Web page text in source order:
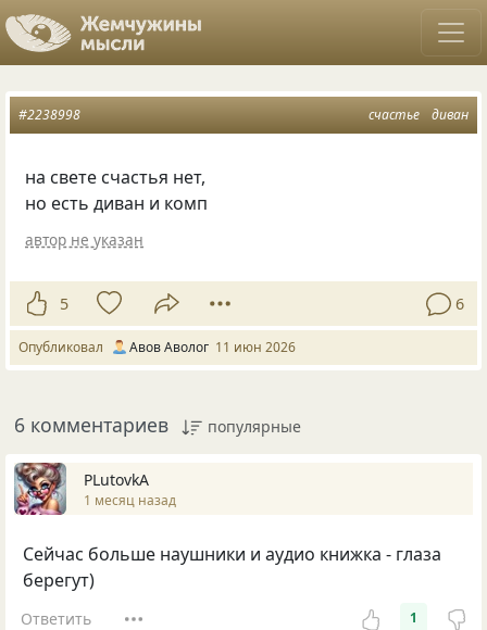
счастье диван
#2238998
на свете счастья нет,
но есть диван и комп
автор не указан
5 6
Опубликовал Авов Аволог 11 июн 2026
6 комментариев популярные
PLutоvkА
1 месяц назад
Сейчас больше наушники и аудио книжка - глаза
берегут)
Ответить 1